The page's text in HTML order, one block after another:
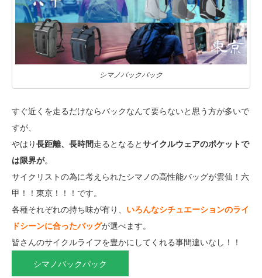
シマノバックパック
すぐ近くを走るだけならバックなんて要らないと思う方が多いで
すが、
やはり長距離、長時間走るとなるとサイクルウェアのポケットで
は限界が。
サイクリストの為に考えられたシマノの高性能バッグが雲仙！六
甲！！東京！！！です。
各種それぞれの持ち味が有り、 いろんなシチュエーションのライ
ドシーンに合ったバッグが選べます。
皆さんのサイクルライフを豊かにしてくれる事間違いなし！！
シマノバックパック